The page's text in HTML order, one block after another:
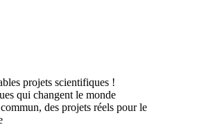
projets scientifiques !
qui changent le monde
des projets réels pour le